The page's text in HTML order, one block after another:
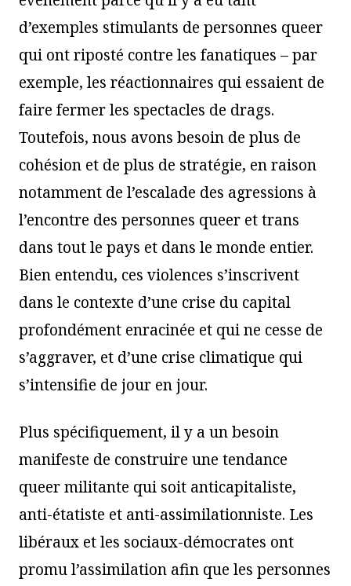
d’exemples stimulants de personnes queer
qui ont riposté contre les fanatiques – par
exemple, les réactionnaires qui essaient de
faire fermer les spectacles de drags.
Toutefois, nous avons besoin de plus de
cohésion et de plus de stratégie, en raison
notamment de l’escalade des agressions à
l’encontre des personnes queer et trans
dans tout le pays et dans le monde entier.
Bien entendu, ces violences s’inscrivent
dans le contexte d’une crise du capital
profondément enracinée et qui ne cesse de
s’aggraver, et d’une crise climatique qui
s’intensifie de jour en jour.
Plus spécifiquement, il y a un besoin
manifeste de construire une tendance
queer militante qui soit anticapitaliste,
anti-étatiste et anti-assimilationniste. Les
libéraux et les sociaux-démocrates ont
promu l’assimilation afin que les personnes